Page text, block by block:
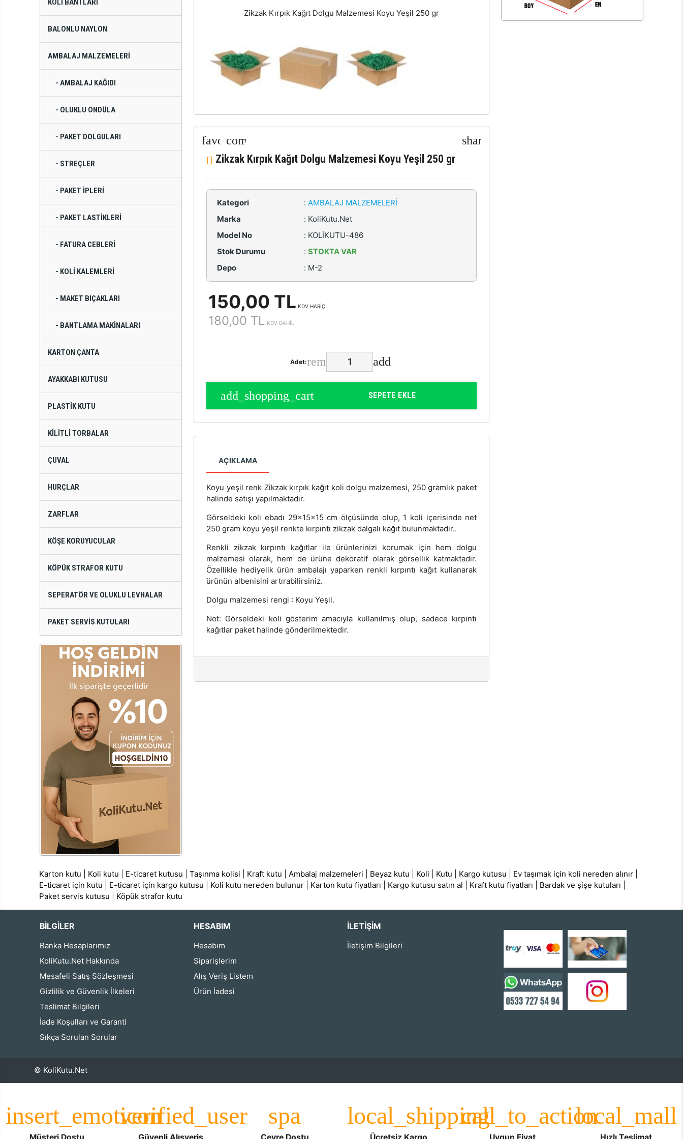
KOLI BANTLARI
BALONLU NAYLON
AMBALAJ MALZEMELERI
- AMBALAJ KAĞIDI
- OLUKLU ONDÜLA
- PAKET DOLGULARI
- STREÇLER
- PAKET İPLERI
- PAKET LASTIKLERI
- FATURA CEBLERI
- KOLI KALEMLERI
- MAKET BIÇAKLARI
- BANTLAMA MAKINALARI
KARTON ÇANTA
AYAKKABI KUTUSU
PLASTIK KUTU
KILITLI TORBALAR
ÇUVAL
HURÇLAR
ZARFLAR
KÖŞE KORUYUCULAR
KÖPÜK STRAFOR KUTU
SEPERATÖR VE OLUKLU LEVHALAR
PAKET SERVIS KUTULARI
Zikzak Kırpık Kağıt Dolgu Malzemesi Koyu Yeşil 250 gr
Zikzak Kırpık Kağıt Dolgu Malzemesi Koyu Yeşil 250 gr
Kategori : AMBALAJ MALZEMELERI
Marka
: KoliKutu.Net
Model No
: KOLİKUTU-486
Stok Durumu
: STOKTA VAR
Depo
: M-2
150,00 TL KDV HARİÇ
180,00 TL KDV DAHİL
Adet:
SEPETE EKLE
AÇIKLAMA
Koyu yeşil renk Zikzak kırpık kağıt koli dolgu malzemesi, 250 gramlık paket
halinde satışı yapılmaktadır.
Görseldeki koli ebadı 29x15x15 cm ölçüsünde olup, 1 koli içerisinde net
250 gram koyu yeşil renkte kırpıntı zikzak dalgalı kağıt bulunmaktadır..
Renkli zikzak kırpıntı kağıtlar ile ürünlerinizi korumak için hem dolgu
malzemesi olarak, hem de ürüne dekoratif olarak görsellik katmaktadır.
Özellikle hediyelik ürün ambalajı yaparken renkli kırpıntı kağıt kullanarak
ürünün albenisini artırabilirsiniz.
Dolgu malzemesi rengi : Koyu Yeşil.
Not: Görseldeki koli gösterim amacıyla kullanılmış olup, sadece kırpıntı
kağıtlar paket halinde gönderilmektedir.
Karton kutu Koli kutu E-ticaret kutusu |Taşınma kolisi Kraft kutu |Ambalaj malzemeleri Beyaz kutu Koli Kutu Kargo kutusu Ev taşımak için koli nereden alınır
E-ticaret için kutu
E-ticaret için kargo kutusu Koli kutu nereden bulunur Karton kutu fiyatları Kargo kutusu satın al Kraft kutu fiyatları Bardak ve şişe kutuları
Paket servis kutusu
Köpük strafor kutu
BİLGİLER
Banka Hesaplarımız
KoliKutu.Net Hakkında
Mesafeli Satış Sözleşmesi
Gizlilik ve Güvenlik İlkeleri
Teslimat Bilgileri
İade Koşulları ve Garanti
Sıkça Sorulan Sorular
HESABIM
Hesabım
Siparişlerim
Alış Veriş Listem
Ürün İadesi
İLETIŞIM
İletişim Bilgileri
© KoliKutu.Net